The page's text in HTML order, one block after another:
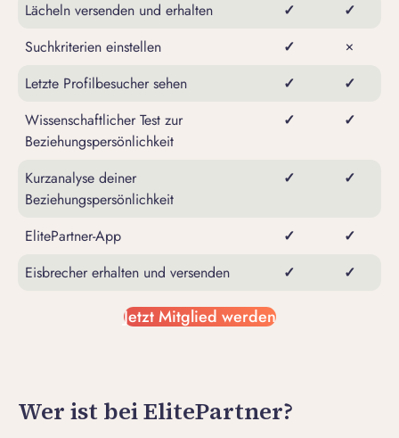
Lächeln versenden und erhalten ✓ ✓
Suchkriterien einstellen ✓ ×
Letzte Profilbesucher sehen ✓ ✓
Wissenschaftlicher Test zur
Beziehungspersönlichkeit
✓ ✓
Kurzanalyse deiner
Beziehungspersönlichkeit
✓ ✓
ElitePartner-App ✓ ✓
Eisbrecher erhalten und versenden ✓ ✓
Jetzt Mitglied werden
Wer ist bei ElitePartner?